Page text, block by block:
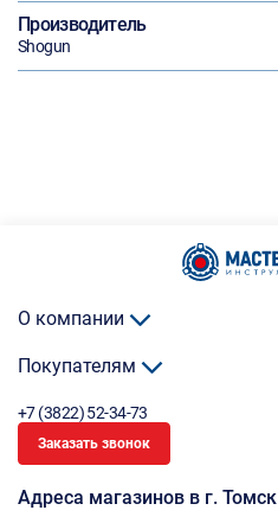
Производитель
Shogun
О компании
Покупателям
+7 (3822) 52-34-73
Заказать звонок
Адреса магазинов в г. Томск